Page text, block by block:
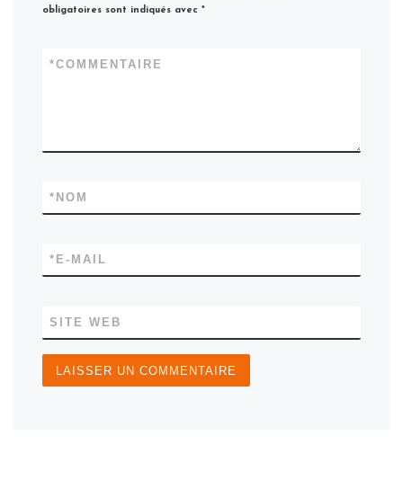
obligatoires sont indiqués avec*
COMMENTAIRE
*
NOM
*
E-MAIL
*
SITE WEB